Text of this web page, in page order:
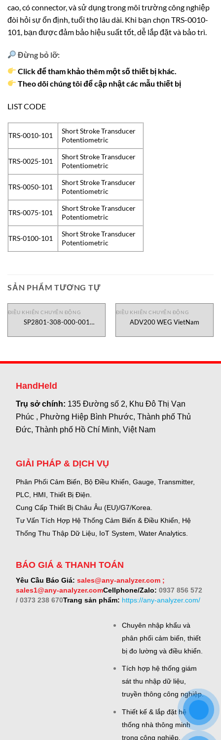
cao, có connector, và sử dụng trong môi trường công nghiệp
đòi hỏi sự ổn định, tuổi thọ lâu dài. Khi bạn chọn TRS-0010-
101, bạn được đảm bảo hiệu suất tốt, dễ lắp đặt và bảo trì.
Đừng bỏ lỡ:
Click để tham khảo thêm một số thiết bị khác.
Theo dõi chúng tôi để cập nhật các mẫu thiết bị
LIST CODE
TRS-0010-101
Short Stroke Transducer
Potentiometric
TRS-0025-101
Short Stroke Transducer
Potentiometric
TRS-0050-101
Short Stroke Transducer
Potentiometric
TRS-0075-101
Short Stroke Transducer
Potentiometric
TRS-0100-101
Short Stroke Transducer
Potentiometric
SẢN PHẨM TƯƠNG TỰ
ĐIỀU KHIỂN CHUYỂN ĐỘNG
SP2801-308-000-001
ĐIỀU KHIỂN CHUYỂN ĐỘNG
ADV200 WEG VietNam
HandHeld
Trụ sở chính: 135 Đường số 2, Khu Đô Thị Vạn
Phúc , Phường Hiệp Bình Phước, Thành phố Thủ
Đức, Thành phố Hồ Chí Minh, Việt Nam
GIẢI PHÁP & DỊCH VỤ
Phân Phối Cảm Biến, Bộ Điều Khiển, Gauge, Transmitter,
PLC, HMI, Thiết Bị Điện.
Cung Cấp Thiết Bị Châu Âu (EU)/G7/Korea.
Tư Vấn Tích Hợp Hệ Thống Cảm Biến & Điều Khiển, Hệ
Thống Thu Thập Dữ Liệu, IoT System, Water Analytics.
BÁO GIÁ & THANH TOÁN
Yêu Cầu Báo Giá: sales@any-analyzer.com ;
sales1@any-analyzer.comCellphone/Zalo: 0937 856 572
/ 0373 238 670Trang sản phẩm: https://any-analyzer.com/
Chuyên nhập khẩu và
phân phối cảm biến, thiết
bị đo lường và điều khiển.
Tích hợp hệ thống giám
sát thu nhập dữ liệu,
truyền thông công nghiệp.
Thiết kế & lắp đặt hệ
thống nhà thông minh
trong công nghiệp.